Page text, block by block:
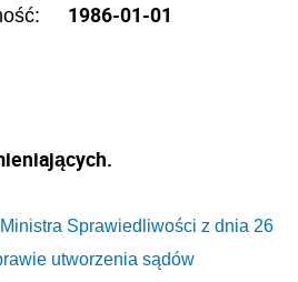
1986-01-01
Sprawiedliwości z dnia 26
utworzenia sądów